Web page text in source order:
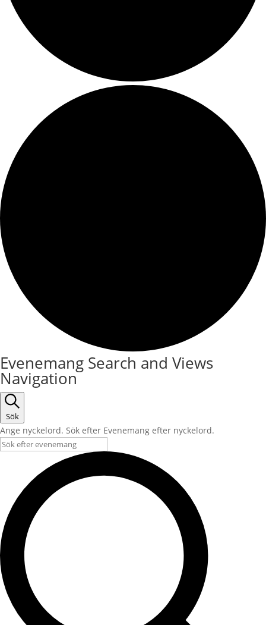
Evenemang
Evenemang Search and Views
Navigation
Sök
Ange nyckelord. Sök efter Evenemang efter nyckelord.